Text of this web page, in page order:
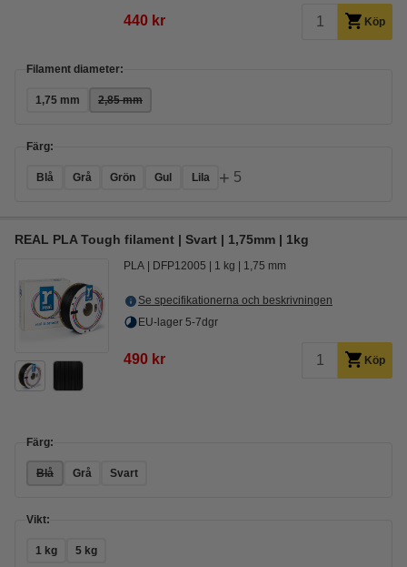
440 kr Köp
Filament diameter:
1,75 mm 2,85 mm
Färg:
Blå Grå Grön Gul Lila + 5
REAL PLA Tough filament | Svart | 1,75mm | 1kg
PLA DFP12005 1 kg 1,75 mm
Se specifikationerna och beskrivningen
EU-lager 5-7dgr
490 kr Köp
Färg:
Blå Grå Svart
Vikt:
1 kg 5 kg